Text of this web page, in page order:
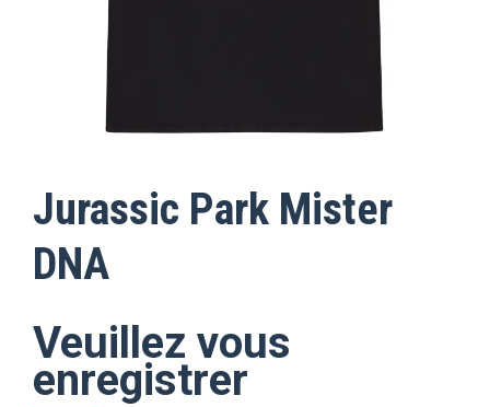
Jurassic Park Mister
DNA
Veuillez vous
enregistrer